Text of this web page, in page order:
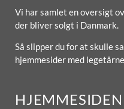
Vi har samlet en oversigt
der bliver solgt i Danmark.
Så slipper du for at skulle
hjemmesider med
HJEMMESIDEN